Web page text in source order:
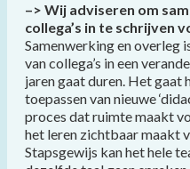
–> Wij adviseren om
collega’s in te schrijven
Samenwerking en overleg
van collega’s in een
jaren gaat duren. Het gaat
toepassen van nieuwe
proces dat ruimte maakt
het leren zichtbaar maakt
Stapsgewijs kan het hele